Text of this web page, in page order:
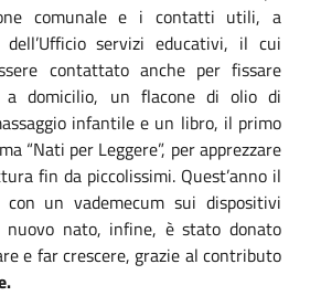
comunale e i contatti utili, a
servizi educativi, il cui
contattato anche per fissare
domicilio, un flacone di olio di
infantile e un libro, il primo
“Nati per Leggere”, per apprezzare
fin da piccolissimi. Quest’anno il
un vademecum sui dispositivi
nato, infine, è stato donato
e far crescere, grazie al contributo